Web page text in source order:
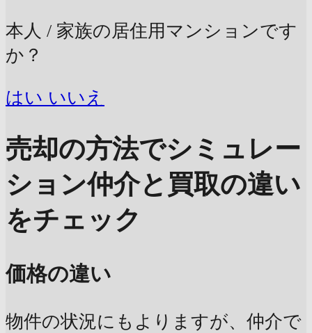
本人 / 家族の居住用マンションです
か？
はい いいえ
売却の方法でシミュレー
ション仲介と買取の違い
をチェック
価格の違い
物件の状況にもよりますが、仲介で